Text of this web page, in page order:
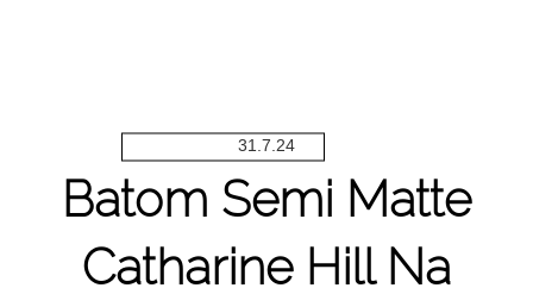
31.7.24
Batom Semi Matte
Catharine Hill Na